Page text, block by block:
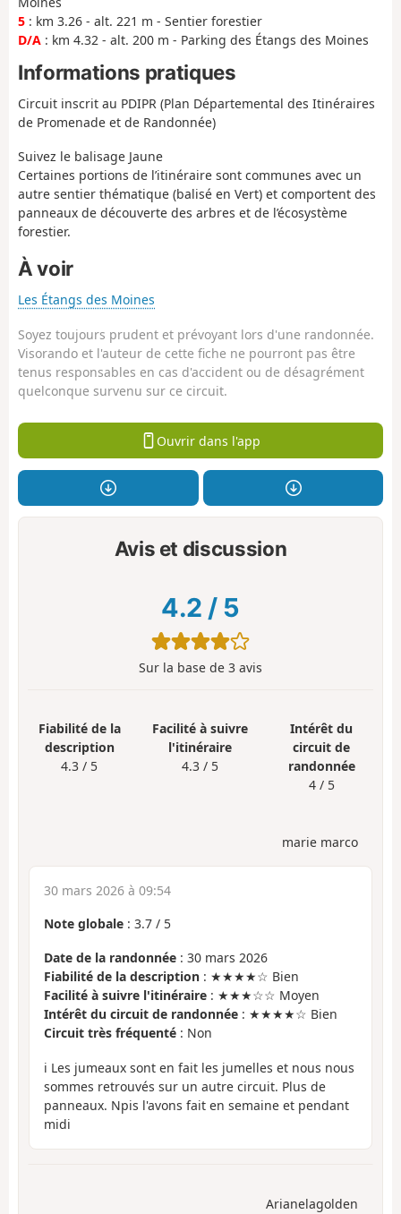
5 : km 3.26 - alt. 221 m - Sentier forestier
D/A : km 4.32 - alt. 200 m - Parking des Étangs des Moines
Informations pratiques
Circuit inscrit au PDIPR (Plan Départemental des Itinéraires
de Promenade et de Randonnée)
Suivez le balisage Jaune
Certaines portions de l’itinéraire sont communes avec un
autre sentier thématique (balisé en Vert) et comportent des
panneaux de découverte des arbres et de l’écosystème
forestier.
À voir
Les Étangs des Moines
Soyez toujours prudent et prévoyant lors d'une randonnée.
Visorando et l'auteur de cette fiche ne pourront pas être
tenus responsables en cas d'accident ou de désagrément
quelconque survenu sur ce circuit.
Ouvrir dans l'app
Avis et discussion
4.2 / 5
Sur la base de 3 avis
Fiabilité de la
description
4.3 / 5
Facilité à suivre
l'itinéraire
4.3 / 5
Intérêt du
circuit de
randonnée
4 / 5
marie marco
30 mars 2026 à 09:54
Note globale : 3.7 / 5
Date de la randonnée : 30 mars 2026
Fiabilité de la description : ★★★★☆ Bien
Facilité à suivre l'itinéraire : ★★★☆☆ Moyen
Intérêt du circuit de randonnée : ★★★★☆ Bien
Circuit très fréquenté : Non
i Les jumeaux sont en fait les jumelles et nous nous
sommes retrouvés sur un autre circuit. Plus de
panneaux. Npis l'avons fait en semaine et pendant
midi
Arianelagolden